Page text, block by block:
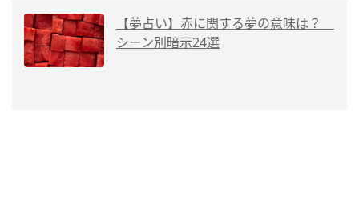
【夢占い】赤に関する夢の意味は？
シーン別暗示24選